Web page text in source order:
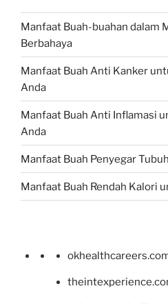
Manfaat Buah-buahan dalam
Berbahaya
Manfaat Buah Anti Kanker
Anda
Manfaat Buah Anti Inflamasi
Anda
Manfaat Buah Penyegar
Manfaat Buah Rendah Kalori